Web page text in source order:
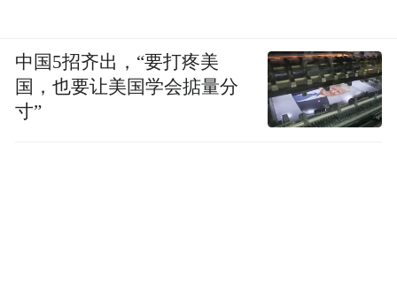
中国5招齐出，“要打疼美
国，也要让美国学会掂量分
寸”